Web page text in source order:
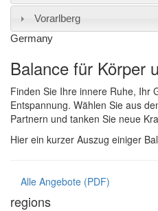
Vorarlberg
Germany
Balance für Körper
Finden Sie Ihre innere Ruhe, Ihr
Entspannung. Wählen Sie aus
Partnern und tanken Sie neue
Hier ein kurzer Auszug einiger
Alle Angebote (PDF)
regions